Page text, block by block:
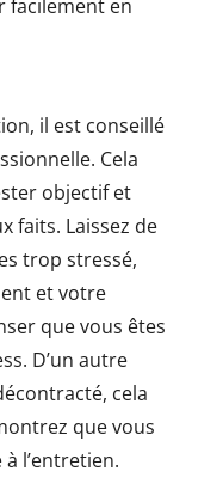
facilement en
il est conseillé
Cela
objectif et
faits. Laissez de
trop stressé,
et votre
que vous êtes
D’un autre
cela
que vous
l’entretien.